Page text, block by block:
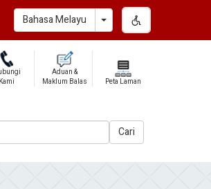
Bahasa Melayu Toggle Dropdown
Kami
Aduan &
Maklum Balas
Peta Laman
Cari